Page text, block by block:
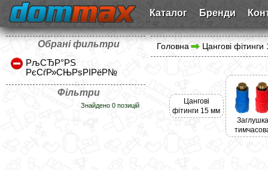
Каталог Бренди
Обрані фильтри
РљСЂР°РЅ
РєСѓР»СЊРѕРІРёР№
Фільтри
Знайдено 0 позицій
Головна Цангові
Цангові
фітинги 15 мм
Заглушка